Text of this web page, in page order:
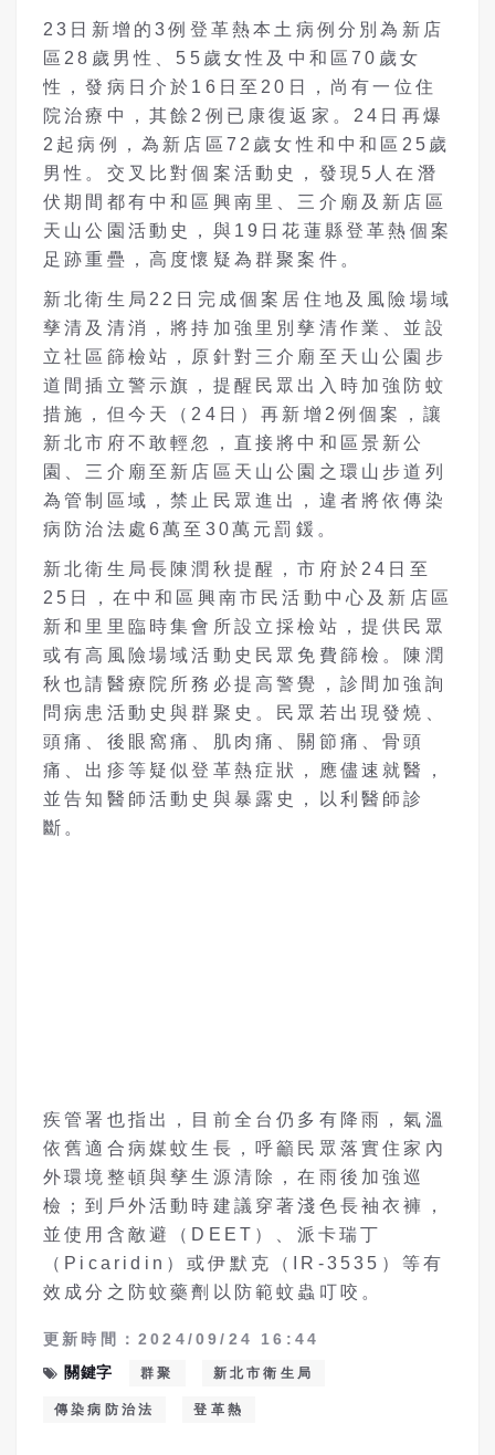
23日新增的3例登革熱本土病例分別為新店
區28歲男性、55歲女性及中和區70歲女
性，發病日介於16日至20日，尚有一位住
院治療中，其餘2例已康復返家。24日再爆
2起病例，為新店區72歲女性和中和區25歲
男性。交叉比對個案活動史，發現5人在潛
伏期間都有中和區興南里、三介廟及新店區
天山公園活動史，與19日花蓮縣登革熱個案
足跡重疊，高度懷疑為群聚案件。
新北衛生局22日完成個案居住地及風險場域
孳清及清消，將持加強里別孳清作業、並設
立社區篩檢站，原針對三介廟至天山公園步
道間插立警示旗，提醒民眾出入時加強防蚊
措施，但今天（24日）再新增2例個案，讓
新北市府不敢輕忽，直接將中和區景新公
園、三介廟至新店區天山公園之環山步道列
為管制區域，禁止民眾進出，違者將依傳染
病防治法處6萬至30萬元罰鍰。
新北衛生局長陳潤秋提醒，市府於24日至
25日，在中和區興南市民活動中心及新店區
新和里里臨時集會所設立採檢站，提供民眾
或有高風險場域活動史民眾免費篩檢。陳潤
秋也請醫療院所務必提高警覺，診間加強詢
問病患活動史與群聚史。民眾若出現發燒、
頭痛、後眼窩痛、肌肉痛、關節痛、骨頭
痛、出疹等疑似登革熱症狀，應儘速就醫，
並告知醫師活動史與暴露史，以利醫師診
斷。
疾管署也指出，目前全台仍多有降雨，氣溫
依舊適合病媒蚊生長，呼籲民眾落實住家內
外環境整頓與孳生源清除，在雨後加強巡
檢；到戶外活動時建議穿著淺色長袖衣褲，
並使用含敵避（DEET）、派卡瑞丁
（Picaridin）或伊默克（IR-3535）等有
效成分之防蚊藥劑以防範蚊蟲叮咬。
更新時間：2024/09/24 16:44
關鍵字
群聚 新北市衛生局
傳染病防治法 登革熱